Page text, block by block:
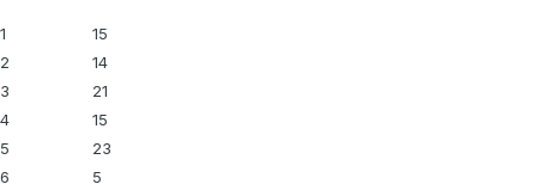
1
15
2
14
3
21
4
15
5
23
6
5